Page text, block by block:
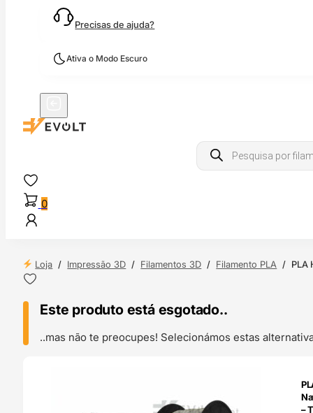
Precisas de ajuda?
Ativa o Modo Escuro
Products
search
0
Loja / Impressão 3D / Filamentos 3D / Filamento PLA / PLA
Este produto está esgotado..
..mas não te preocupes! Selecionámos estas
–